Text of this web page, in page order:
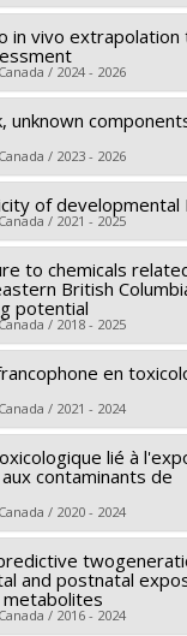
Innovation
appliquée,
technologique
Sauvé
André Verner
Environex
in vivo
/ 2024 - 2026
André Verner
Conseil de
Canada (CRSNG)
Subventions
/ 2023 - 2026
Sauvé
André Verner,
Secrétariat des
des
Fonds
of developmental
/ 2021 - 2025
Jusko
André Verner
National Institutes
Subvention
to chemicals
British
potential
/ 2018 - 2025
André Verner
Bouchard
Bouchard,
Pierre Ayotte ,
Instituts de
(PJT)
en
/ 2021 - 2024
André Verner
Haddad
Fonds de
(FQRNT)
(FQ)
lié à
contaminants de
/ 2020 - 2024
André Verner
Fonds de
and postnatal
metabolites
/ 2016 - 2024